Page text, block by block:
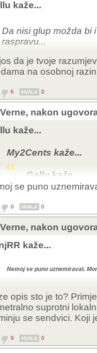
kaže...
Da nisi glup možda bi
raspravu...
da je tvoje
na osobnoj
6 HVALA 0
nakon
kaže...
My2Cents kaže...
Gallu kaže...
pisati
A sto je to glupo
koristec
Da nisi glup možda bi
raspravu...
se puno
0 HVALA 0
nakon
kaže...
Nemoj se puno uznemiravat.
opis sto je to?
suprotni
se sendvici. Koji
9 HVALA 0